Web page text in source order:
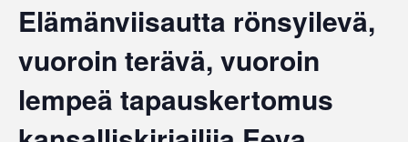
Elämänviisautta rönsyilevä,
vuoroin terävä, vuoroin
lempeä tapauskertomus